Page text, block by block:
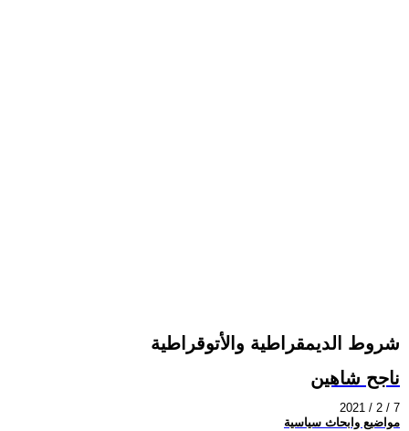
شروط الديمقراطية والأتوقراطية
ناجح شاهين
2021 / 2 / 7
مواضيع وابحاث سياسية